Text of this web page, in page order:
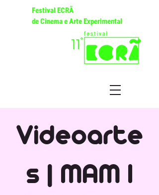
Festival ECRÃ
de Cinema e Arte Experimental
Videoarte
s | MAM I